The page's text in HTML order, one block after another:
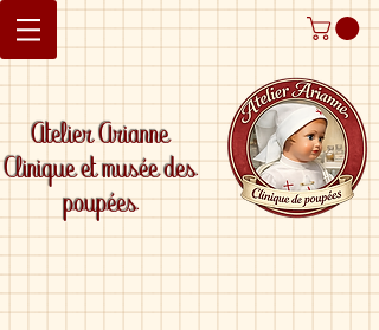
Atelier Arianne
Clinique et musée des
poupées